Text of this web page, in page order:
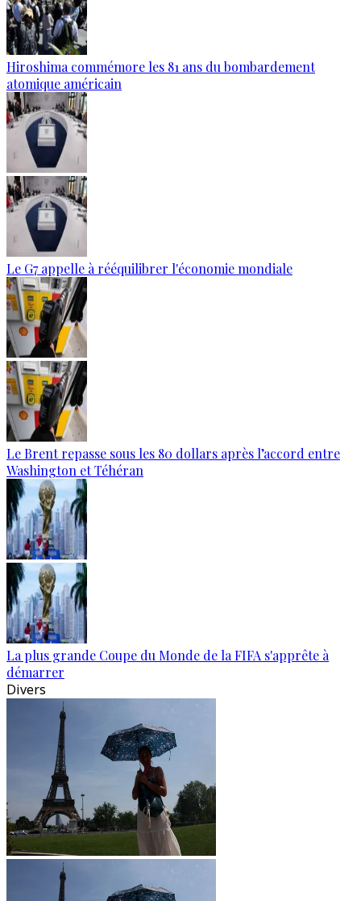
Hiroshima commémore les 81 ans du bombardement
atomique américain
Le G7 appelle à rééquilibrer l'économie mondiale
Le Brent repasse sous les 80 dollars après l’accord entre
Washington et Téhéran
La plus grande Coupe du Monde de la FIFA s'apprête à
démarrer
Divers